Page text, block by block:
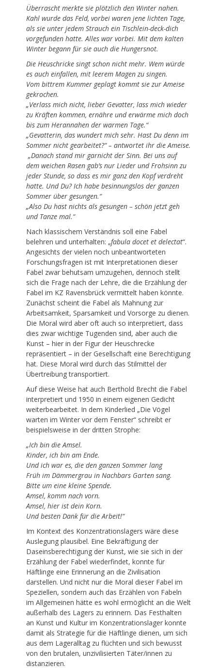
Überrascht merkte sie plötzlich den Winter nahen.
Kahl wurde das Feld, vorbei waren jene lichten Tage,
als sie unter jedem Strauch ein Tischlein-deck-dich
vorgefunden hatte. Alles war vorbei. Mit dem kalten
Winter begann für sie auch die Hungersnot.
Die Heuschricke singt schon nicht mehr. Wem würde
es auch einfallen, mit leerem Magen zu singen.
Vom bittrem Kummer geplagt kommt sie zur Ameise
gekrochen.
„Verlass mich nicht, lieber Gevatter, lass mich wieder
zu Kräften kommen, ernähre und erwärme mich doch
bis zum Herannahen der warmen Tage.“
„Gevatterin, das wundert mich sehr. Hast Du denn im
Sommer nicht gearbeitet?“ – antwortet ihr die Ameise.
„Danach stand mir garnicht der Sinn. Bei uns auf
dem weichen Rasen gab’s nur Lieder und Frohsinn zu
jeder Stunde, so dass es mir ganz den Kopf verdreht
hatte. Und Du? Ich habe besinnungslos der ganzen
Sommer über gesungen.“
„Also Du hast nichts als gesungen – schön jetzt geh
und Tanze mal.“
Nach klassischem Verständnis soll eine Fabel
belehren und unterhalten: „fabula docet et delectat“.
Angesichts der vielen noch unbeantworteten
Forschungsfragen ist mit Interpretationen dieser
Fabel zwar behutsam umzugehen, dennoch stellt
sich die Frage nach der Lehre, die die Erzählung der
Fabel im KZ Ravensbrück vermittelt haben könnte.
Zunächst scheint die Fabel als Mahnung zur
Arbeitsamkeit, Sparsamkeit und Vorsorge zu dienen.
Die Moral wird aber oft auch so interpretiert, dass
dies zwar wichtige Tugenden sind, aber auch die
Kunst – hier in der Figur der Heuschrecke
repräsentiert – in der Gesellschaft eine Berechtigung
hat. Diese Moral wird durch das Stilmittel der
Übertreibung transportiert.
Auf diese Weise hat auch Berthold Brecht die Fabel
interpretiert und 1950 in einem eigenen Gedicht
weiterbearbeitet. In dem Kinderlied „Die Vögel
warten im Winter vor dem Fenster“ schreibt er
beispielsweise in der dritten Strophe:
„Ich bin die Amsel.
Kinder, ich bin am Ende.
Und ich war es, die den ganzen Sommer lang
Früh im Dämmergrau in Nachbars Garten sang.
Bitte um eine kleine Spende.
Amsel, komm nach vorn.
Amsel, hier ist dein Korn.
Und besten Dank für die Arbeit!“
Im Kontext des Konzentrationslagers wäre diese
Auslegung plausibel. Eine Bekräftigung der
Daseinsberechtigung der Kunst, wie sie sich in der
Erzählung der Fabel wiederfindet, konnte für
Häftlinge eine Erinnerung an die Zivilisation
darstellen. Und nicht nur die Moral dieser Fabel im
Speziellen, sondern auch das Erzählen von Fabeln
im Allgemeinen hätte es wohl ermöglicht an die Welt
außerhalb des Lagers zu erinnern. Das Festhalten
an Kunst und Kultur im Konzentrationslager konnte
damit als Strategie für die Häftlinge dienen, um sich
aus dem Lageralltag zu flüchten und sich bewusst
von den brutalen, unzivilisierten Täter/innen zu
distanzieren.